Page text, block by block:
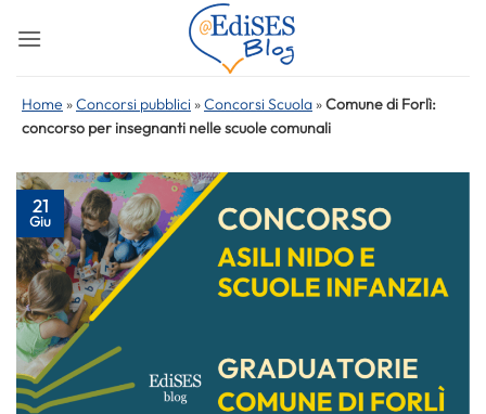
Home »Concorsi pubblici »Concorsi Scuola »Comune di Forlì:
concorso per insegnanti nelle scuole comunali
21
Giu